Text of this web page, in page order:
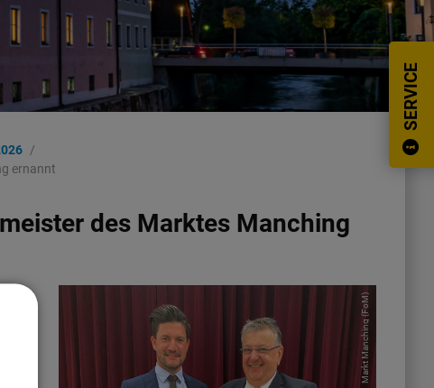
SERVICE
ernannt
des Marktes Manching
Markt Manching (FoM)